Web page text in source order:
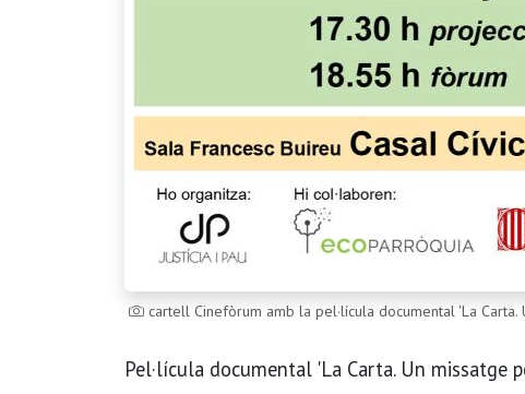
cartell Cinefòrum amb la pel·lícula documental 'La
Pel·lícula documental 'La Carta. Un missatge